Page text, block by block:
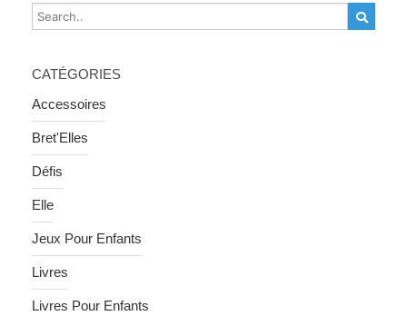
CATÉGORIES
Accessoires
Bret'Elles
Défis
Elle
Jeux Pour Enfants
Livres
Livres Pour Enfants